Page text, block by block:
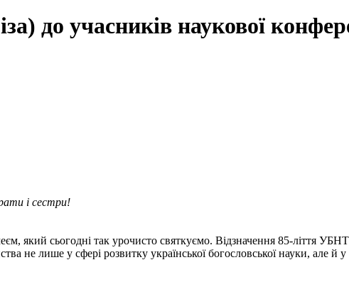
до учасників наукової
і сестри!
який сьогодні так урочисто святкуємо. Відзначення 85-ліття
не лише у сфері розвитку української богословської науки, але й